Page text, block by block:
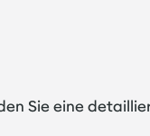
Sie eine